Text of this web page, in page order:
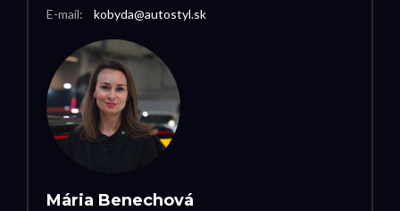
E-mail:
kobyda@autostyl.sk
Mária Benechová